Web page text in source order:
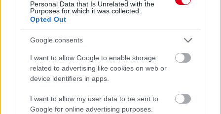
Personal Data that Is Unrelated with the
Purposes for which it was collected.
Opted Out
Google consents
I want to allow Google to enable storage
related to advertising like cookies on web or
device identifiers in apps.
I want to allow my user data to be sent to
Google for online advertising purposes.